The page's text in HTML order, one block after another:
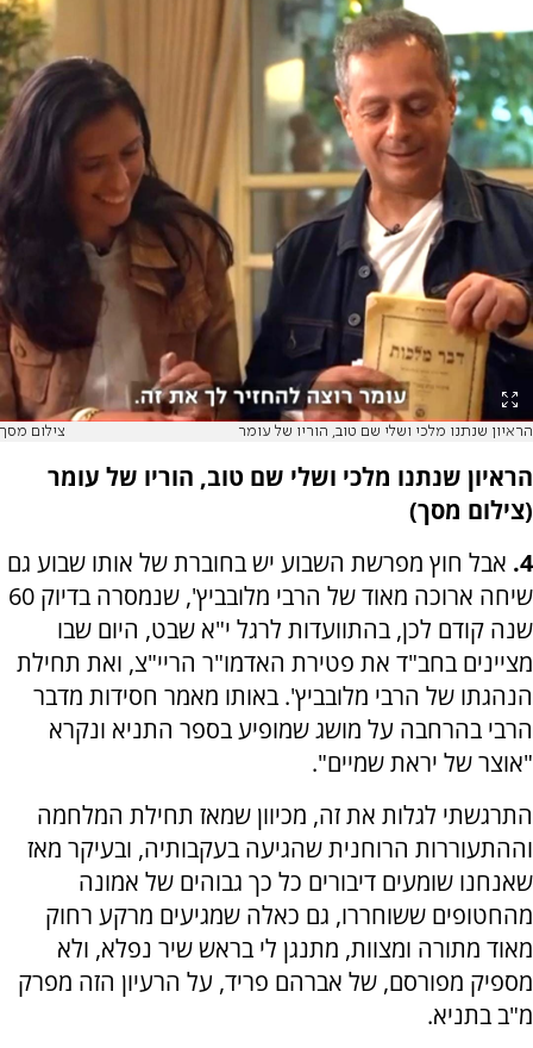
הראיון שנתנו מלכי ושלי שם טוב, הוריו של עומר צילום מסך
הראיון שנתנו מלכי ושלי שם טוב, הוריו של עומר
(צילום מסך)
4. אבל חוץ מפרשת השבוע יש בחוברת של אותו שבוע גם
שיחה ארוכה מאוד של הרבי מלובביץ', שנמסרה בדיוק 60
שנה קודם לכן, בהתוועדות לרגל י"א שבט, היום שבו
מציינים בחב"ד את פטירת האדמו"ר הריי"צ, ואת תחילת
הנהגתו של הרבי מלובביץ'. באותו מאמר חסידות מדבר
הרבי בהרחבה על מושג שמופיע בספר התניא ונקרא
"אוצר של יראת שמיים".
התרגשתי לגלות את זה, מכיוון שמאז תחילת המלחמה
וההתעוררות הרוחנית שהגיעה בעקבותיה, ובעיקר מאז
שאנחנו שומעים דיבורים כל כך גבוהים של אמונה
מהחטופים ששוחררו, גם כאלה שמגיעים מרקע רחוק
מאוד מתורה ומצוות, מתנגן לי בראש שיר נפלא, ולא
מספיק מפורסם, של אברהם פריד, על הרעיון הזה מפרק
מ"ב בתניא.